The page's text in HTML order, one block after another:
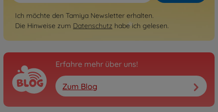
Ich möchte den Tamiya Newsletter erhalten.
Die Hinweise zum Datenschutz habe ich gelesen.
Erfahre mehr über uns!
Zum Blog